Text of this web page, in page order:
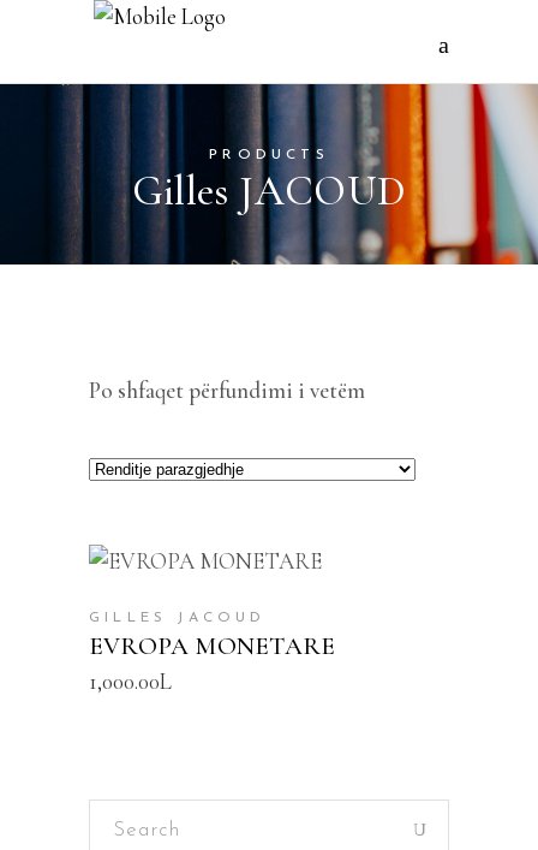
PRODUCTS
Gilles JACOUD
Po shfaqet përfundimi i vetëm
GILLES JACOUD
EVROPA MONETARE
1,000.00L
Search